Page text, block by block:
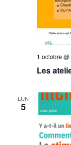
Les
1 octobre
LUN
5